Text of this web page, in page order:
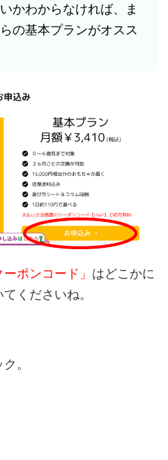
かわからなければ、ま
の基本プランがオスス
ーポンコード」 はどこかに
くださいね。
。